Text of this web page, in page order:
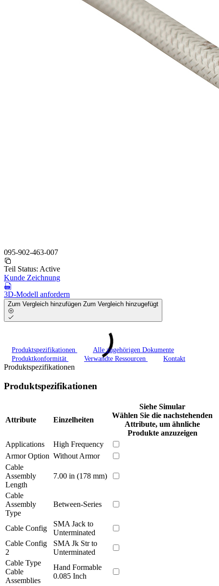
095-902-463-007
Teil Status: Active
Kunde Zeichnung
3D-Modell anfordern
Zum Vergleich hinzufügen Zum Vergleich hinzugefügt
Produktspezifikationen
Alle zugehörigen Dokumente
Produktkonformität
Verwandte Ressourcen Kontakt
Produktspezifikationen
Produktspezifikationen
Attribute Einzelheiten
Siehe Simular
Wählen Sie die nachstehenden
Attribute, um ähnliche
Produkte anzuzeigen
Applications
High Frequency
Armor Option Without Armor
Cable
Assembly
Length
7.00 in (178 mm)
Cable
Assembly
Type
Between-Series
Cable Config
SMA Jack to
Unterminated
Cable Config
2
SMA Jk Str to
Unterminated
Cable Type
Cable
Assemblies
Hand Formable
0.085 Inch